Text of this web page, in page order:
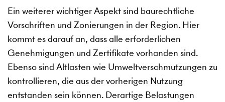
Ein weiterer wichtiger Aspekt sind baurechtliche
Vorschriften und Zonierungen in der Region. Hier
kommt es darauf an, dass alle erforderlichen
Genehmigungen und Zertifikate vorhanden sind.
Ebenso sind Altlasten wie Umweltverschmutzungen zu
kontrollieren, die aus der vorherigen Nutzung
entstanden sein können. Derartige Belastungen